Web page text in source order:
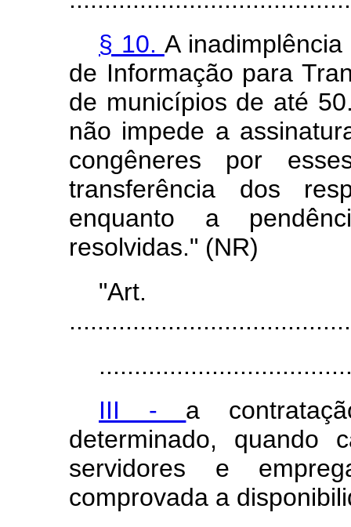
§ 10. A
de Informação para
de municípios de até
não impede a
congêneres por
transferência dos
enquanto a
resolvidas." (NR)
III - a
determinado, quando
servidores e
comprovada a